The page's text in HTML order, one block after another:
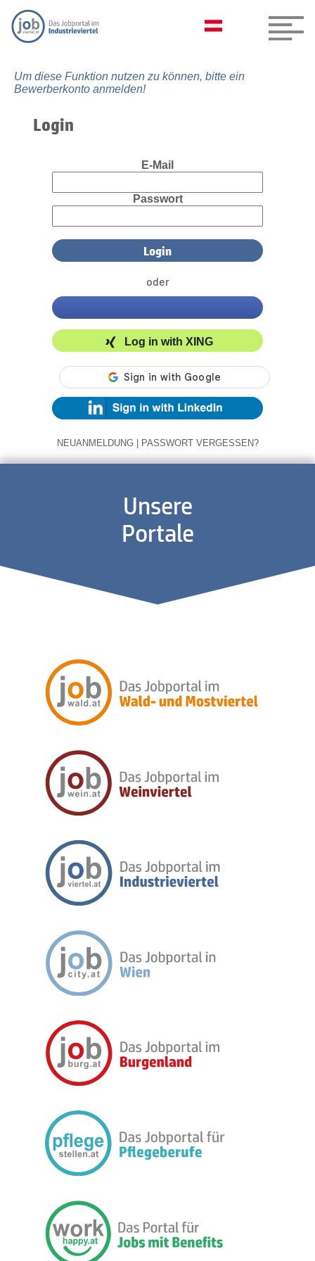
Um diese Funktion nutzen zu können, bitte ein
Bewerberkonto anmelden!
Login
E-Mail
Passwort
oder
Log in with XING
NEUANMELDUNG | PASSWORT VERGESSEN?
Unsere
Portale